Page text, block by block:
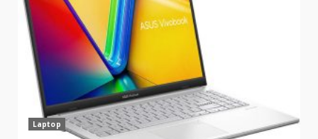
Laptop